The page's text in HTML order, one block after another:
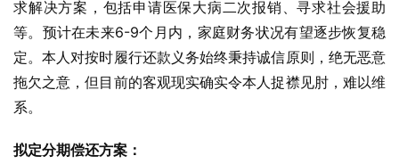
求解决方案，包括申请医保大病二次报销、寻求社会援助
等。预计在未来6-9个月内，家庭财务状况有望逐步恢复稳
定。本人对按时履行还款义务始终秉持诚信原则，绝无恶意
拖欠之意，但目前的客观现实确实令本人捉襟见肘，难以维
系。
拟定分期偿还方案：